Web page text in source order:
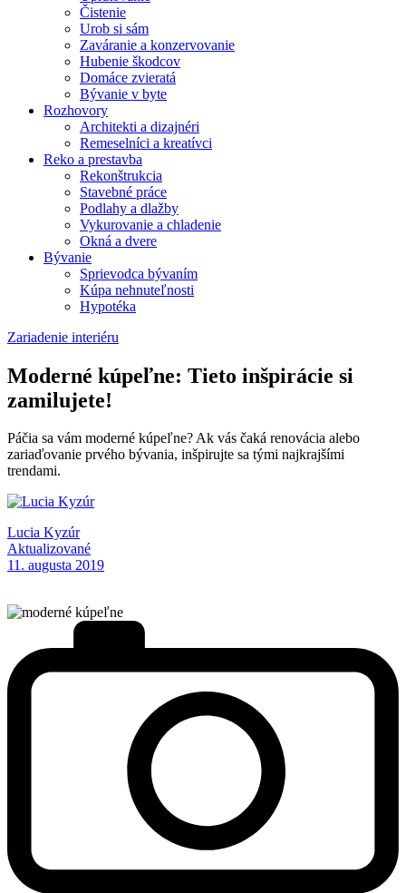
Čistenie
Urob si sám
Zaváranie a konzervovanie
Hubenie škodcov
Domáce zvieratá
Bývanie v byte
Rozhovory
Architekti a dizajnéri
Remeselníci a kreatívci
Reko a prestavba
Rekonštrukcia
Stavebné práce
Podlahy a dlažby
Vykurovanie a chladenie
Okná a dvere
Bývanie
Sprievodca bývaním
Kúpa nehnuteľnosti
Hypotéka
Zariadenie interiéru
Moderné kúpeľne: Tieto inšpirácie si
zamilujete!
Páčia sa vám moderné kúpeľne? Ak vás čaká renovácia alebo
zariaďovanie prvého bývania, inšpirujte sa tými najkrajšími
trendami.
Lucia Kyzúr
Aktualizované
11. augusta 2019